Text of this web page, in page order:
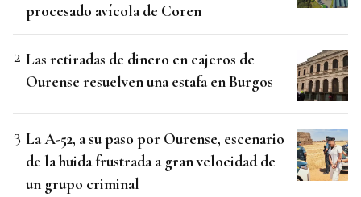
procesado avícola de Coren
Las retiradas de dinero en cajeros de
Ourense resuelven una estafa en Burgos
La A-52, a su paso por Ourense, escenario
de la huida frustrada a gran velocidad de
un grupo criminal